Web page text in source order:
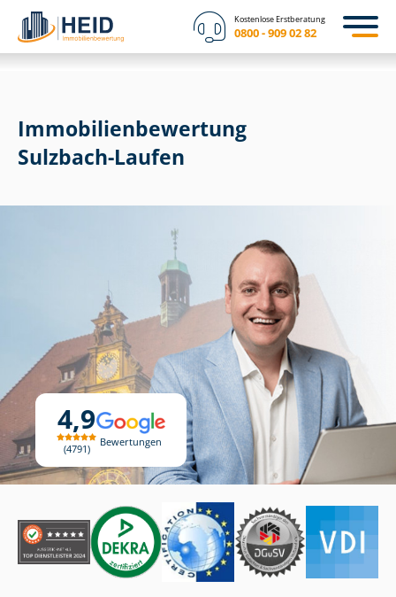
Kostenlose Erstberatung
0800 - 909 02 82
4,9
4791
Bewertungen
Immobilien­bewertung
Sulzbach-Laufen